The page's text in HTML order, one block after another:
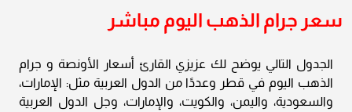
سعر جرام الذهب اليوم مباشر
الجدول التالي يوضح لك عزيزي القارئ أسعار الأونصة و جرام
الذهب اليوم في قطر وعددًا من الدول العربية مثل: الإمارات،
والسعودية، واليمن، والكويت، والإمارات، وجل الدول العربية